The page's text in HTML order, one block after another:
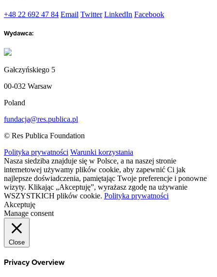
+48 22 692 47 84 Email Twitter LinkedIn Facebook
Wydawca:
Gałczyńskiego 5
00-032 Warsaw
Poland
fundacja@res.publica.pl
© Res Publica Foundation
Polityka prywatności Warunki korzystania
Nasza siedziba znajduje się w Polsce, a na naszej stronie
internetowej używamy plików cookie, aby zapewnić Ci jak
najlepsze doświadczenia, pamiętając Twoje preferencje i ponowne
wizyty. Klikając „Akceptuję”, wyrażasz zgodę na używanie
WSZYSTKICH plików cookie. Polityka prywatności
Akceptuję
Manage consent
Close
Privacy Overview